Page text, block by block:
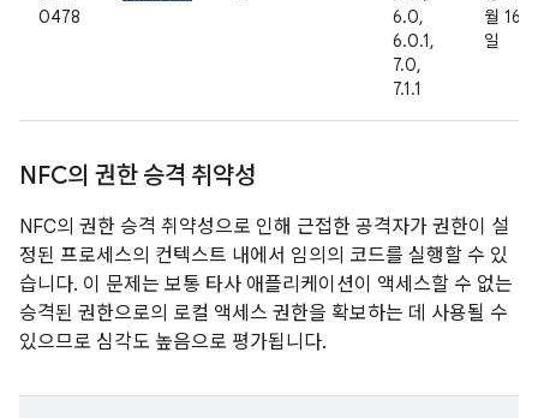
0478
6.0,
6.0.1,
7.0,
7.1.1
월 16
일
NFC의 권한 승격 취약성
NFC의 권한 승격 취약성으로 인해 근접한 공격자가 권한이 설
정된 프로세스의 컨텍스트 내에서 임의의 코드를 실행할 수 있
습니다. 이 문제는 보통 타사 애플리케이션이 액세스할 수 없는
승격된 권한으로의 로컬 액세스 권한을 확보하는 데 사용될 수
있으므로 심각도 높음으로 평가됩니다.